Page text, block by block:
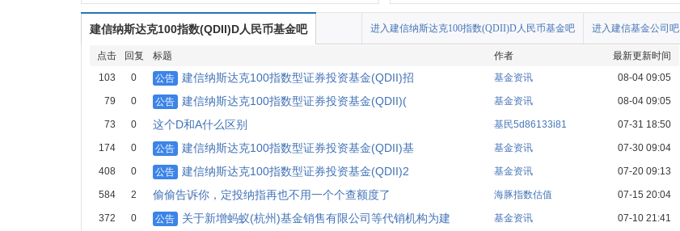
建信纳斯达克100指数(QDII)D人民币基金吧 进入建信基金公司吧
进入建信纳斯达克100指数(QDII)D人民币基金吧
点击 回复 标题 作者
最新更新时间
103
0 公告 建信纳斯达克100指数型证券投资基金(QDII)招 基金资讯 08-04 09:05
79 0 公告 建信纳斯达克100指数型证券投资基金(QDII)( 基金资讯 08-04 09:05
73 0 这个D和A什么区别 基民5d86133i81 07-31 18:50
174 0 公告 建信纳斯达克100指数型证券投资基金(QDII)基 基金资讯 07-30 09:04
408 0 公告 建信纳斯达克100指数型证券投资基金(QDII)2 基金资讯 07-20 09:13
584 2 偷偷告诉你，定投纳指再也不用一个个查额度了 海豚指数估值 07-15 20:04
372 0 公告 关于新增蚂蚁(杭州)基金销售有限公司等代销机构为建 基金资讯 07-10 21:41